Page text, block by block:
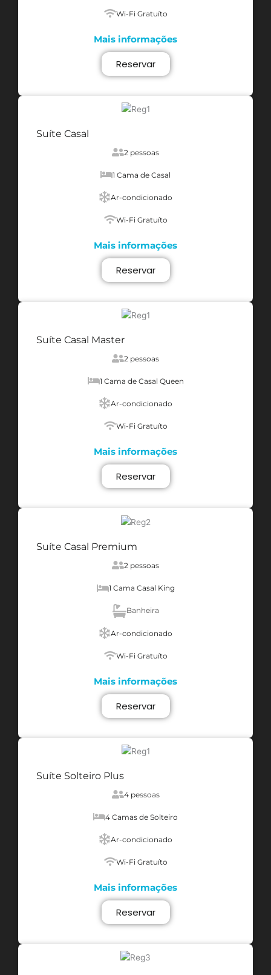
Wi-Fi Gratuíto
Mais informações
Reservar
Suíte Casal
2 pessoas
1 Cama de Casal
Ar-condicionado
Wi-Fi Gratuíto
Mais informações
Reservar
Suíte Casal Master
2 pessoas
1 Cama de Casal Queen
Ar-condicionado
Wi-Fi Gratuíto
Mais informações
Reservar
Suíte Casal Premium
2 pessoas
1 Cama Casal King
Banheira
Ar-condicionado
Wi-Fi Gratuíto
Mais informações
Reservar
Suíte Solteiro Plus
4 pessoas
4 Camas de Solteiro
Ar-condicionado
Wi-Fi Gratuíto
Mais informações
Reservar